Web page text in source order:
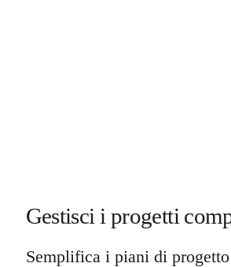
Gestisci i progetti
Semplifica i piani di